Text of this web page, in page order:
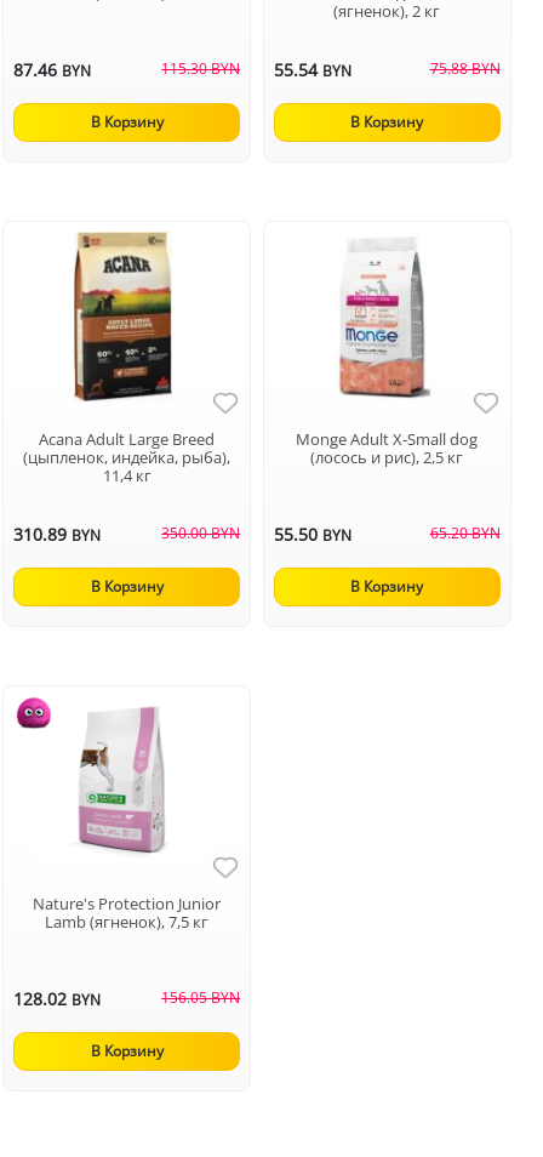
87.46 BYN 115.30 BYN
В Корзину
(ягненок), 2 кг
55.54 BYN 75.88 BYN
В Корзину
Acana Adult Large Breed
(цыпленок, индейка, рыба),
11,4 кг
310.89 BYN 350.00 BYN
В Корзину
Monge Adult X-Small dog
(лосось и рис), 2,5 кг
55.50 BYN 65.20 BYN
В Корзину
Nature's Protection Junior
Lamb (ягненок), 7,5 кг
128.02 BYN 156.05 BYN
В Корзину